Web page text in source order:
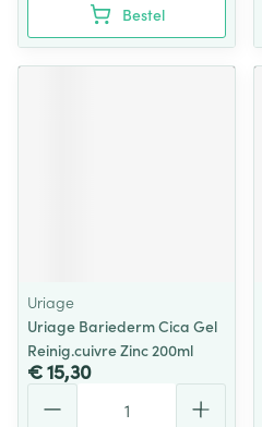
Bestel
Uriage
Uriage Bariederm Cica Gel
Reinig.cuivre Zinc 200ml
€ 15,30